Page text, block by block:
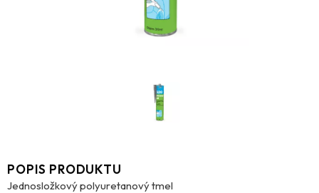
POPIS PRODUKTU
Jednosložkový polyuretanový tmel